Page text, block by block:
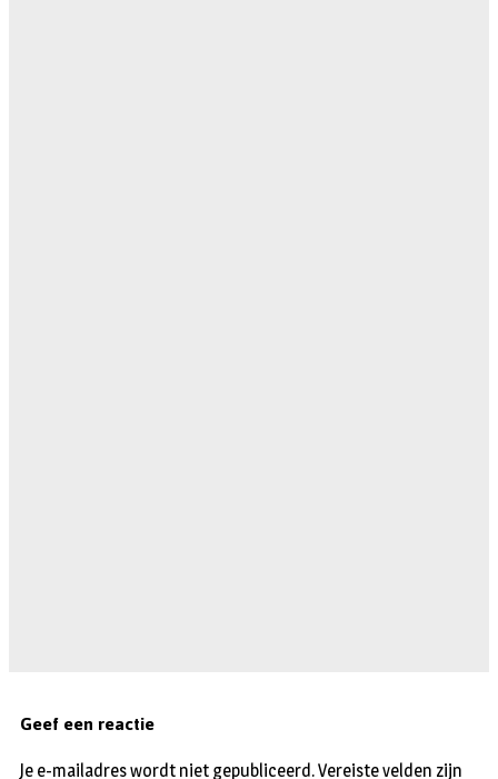
Geef een reactie
Je e-mailadres wordt niet gepubliceerd.Vereiste velden zijn